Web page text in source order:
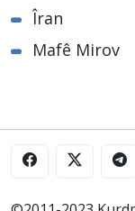
Îran
Mafê Mirov